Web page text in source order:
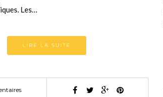
Les…
LIRE LA SUITE